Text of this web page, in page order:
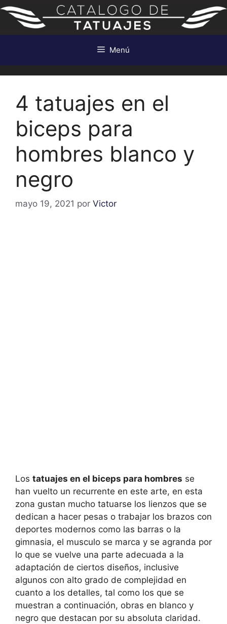
Saltar
contenido
Menú
4 tatuajes en el
biceps para
hombres blanco y
negro
mayo 19, 2021 por Victor
Los tatuajes en el biceps para hombres se
han vuelto un recurrente en este arte, en esta
zona gustan mucho tatuarse los lienzos que se
dedican a hacer pesas o trabajar los brazos con
deportes modernos como las barras o la
gimnasia, el musculo se marca y se agranda por
lo que se vuelve una parte adecuada a la
adaptación de ciertos diseños, inclusive
algunos con alto grado de complejidad en
cuanto a los detalles, tal como los que se
muestran a continuación, obras en blanco y
negro que destacan por su absoluta claridad.